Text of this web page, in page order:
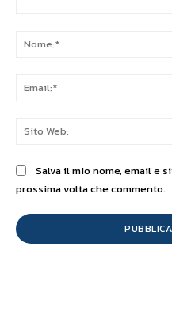
Salva il mio nome, email e
prossima volta che commento.